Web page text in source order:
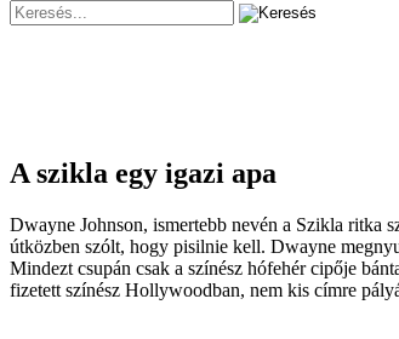
A szikla egy igazi apa
Dwayne Johnson, ismertebb nevén a Szikla ritka
útközben szólt, hogy pisilnie kell. Dwayne
Mindezt csupán csak a színész hófehér cipője
fizetett színész Hollywoodban, nem kis címre